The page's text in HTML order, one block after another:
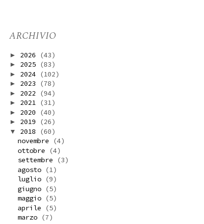
ARCHIVIO
► 2026 (43)
► 2025 (83)
► 2024 (102)
► 2023 (78)
► 2022 (94)
► 2021 (31)
► 2020 (40)
► 2019 (26)
▼ 2018
(60)
novembre
(4)
ottobre
(4)
settembre
(3)
agosto (1)
luglio (9)
giugno (5)
maggio (5)
aprile
(5)
marzo (7)